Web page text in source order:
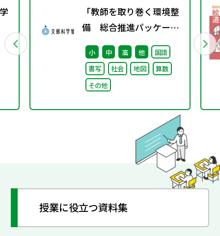
「教師を取り巻く環境整
備 総合推進パッケー
ジ」取りまとめ
小 中 高 他
国語
書写
社会 地図
算数
その他
授業に役立つ資料集